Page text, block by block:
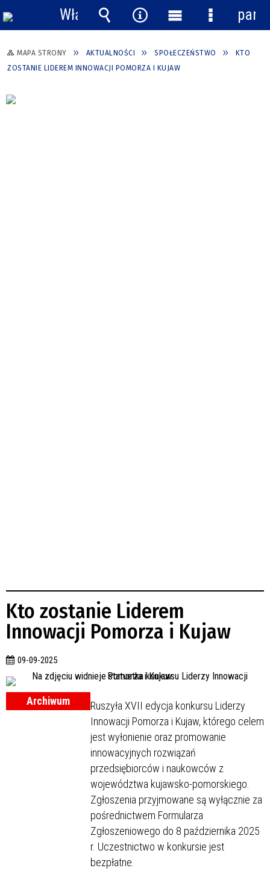
MAPA STRONY AKTUALNOŚCI SPOŁECZEŃSTWO
KTO
ZOSTANIE LIDEREM INNOWACJI POMORZA I KUJAW
Kto zostanie Liderem
Innowacji Pomorza i Kujaw
09-09-2025
Archiwum
Ruszyła XVII edycja konkursu Liderzy
Innowacji Pomorza i Kujaw, którego celem
jest wyłonienie oraz promowanie
innowacyjnych rozwiązań
przedsiębiorców i naukowców z
województwa kujawsko-pomorskiego.
Zgłoszenia przyjmowane są wyłącznie za
pośrednictwem Formularza
Zgłoszeniowego do 8 października 2025
r. Uczestnictwo w konkursie jest
bezpłatne.
Włącz
powiadomienia
Wyszukiwarka
Narzędzia
Menu
główne
Menu
panel